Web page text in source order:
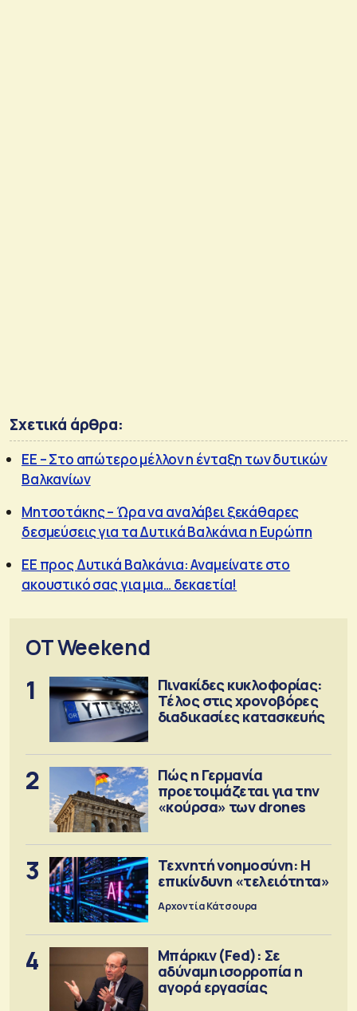
Σχετικά άρθρα:
ΕΕ – Στο απώτερο μέλλον η ένταξη των δυτικών
Βαλκανίων
Μητσοτάκης – Ώρα να αναλάβει ξεκάθαρες
δεσμεύσεις για τα Δυτικά Βαλκάνια η Ευρώπη
ΕΕ προς Δυτικά Βαλκάνια: Αναμείνατε στο
ακουστικό σας για μια… δεκαετία!
OT Weekend
1
Πινακίδες κυκλοφορίας:
Τέλος στις χρονοβόρες
διαδικασίες κατασκευής
2
Πώς η Γερμανία
προετοιμάζεται για την
«κούρσα» των drones
3
Τεχνητή νοημοσύνη: Η
επικίνδυνη «τελειότητα»
Αρχοντία Κάτσουρα
4
Μπάρκιν (Fed): Σε
αδύναμη ισορροπία η
αγορά εργασίας